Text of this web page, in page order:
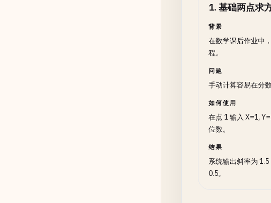
1. 基础两点求
背景
在数学课后作业中
程。
问题
手动计算容易在分
如何使用
在点 1 输入 X=1,
位数。
结果
系统输出斜率为
0.5。